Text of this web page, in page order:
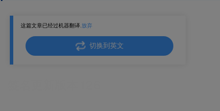
这篇文章已经过机器翻译.放弃
切换到英文